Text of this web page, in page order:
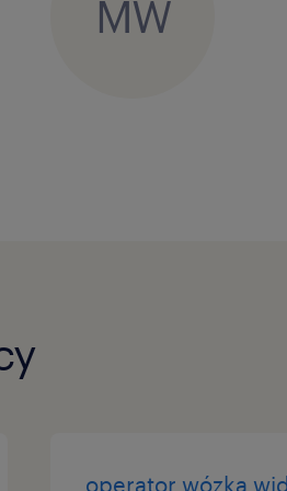
MW
operator wózka